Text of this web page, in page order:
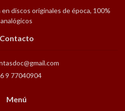
discos originales de época, 100%
analógicos
Contacto
9 77040904
Menú